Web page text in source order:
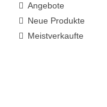
Angebote
Neue Produkte
Meistverkaufte